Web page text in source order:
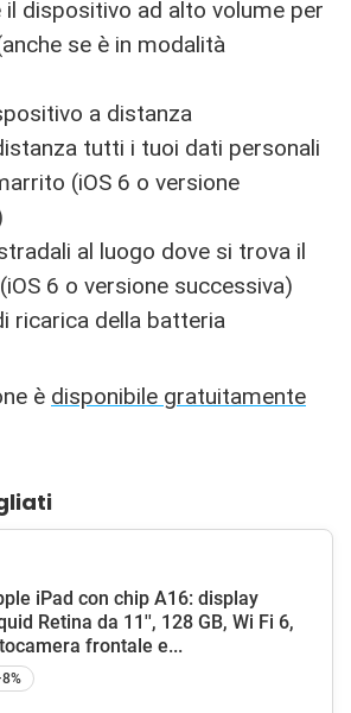
il dispositivo ad alto volume per
se è in modalità
a distanza
tutti i tuoi dati personali
(iOS 6 o versione
al luogo dove si trova il
6 o versione successiva)
ricarica della batteria
è disponibile gratuitamente
iPad con chip A16: display
Retina da 11'', 128 GB, Wi Fi 6,
frontale e...